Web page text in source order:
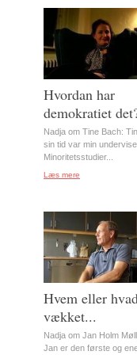
Hvordan har
demokratiet
Nadja om Tine Bach:
sin tid var min
Minoritetsstudier...
Læs mere
Hvem eller
vækket...
Nadja om Jan Holm
Jan er den første og